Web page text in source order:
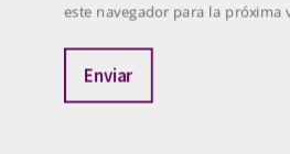
este navegador para la próxima
Enviar